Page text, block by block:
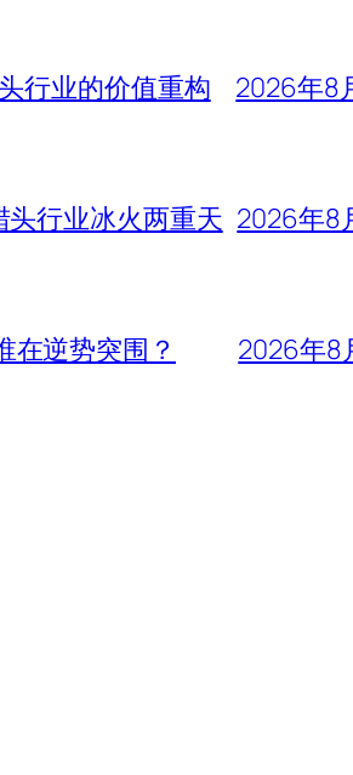
行业的价值重构 2026年8
行业冰火两重天 2026年8
逆势突围？ 2026年8